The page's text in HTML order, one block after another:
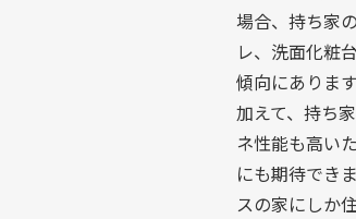
場合、持ち家
レ、洗面化粧
傾向にあります
加えて、持ち
ネ性能も高い
にも期待でき
スの家にしか